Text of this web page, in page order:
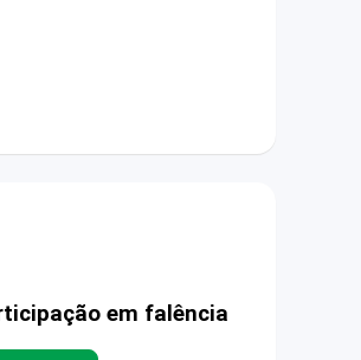
em falência